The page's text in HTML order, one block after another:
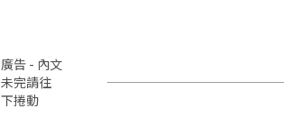
廣告 - 內文
未完請往
下捲動